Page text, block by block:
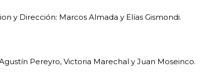
y Dirección: Marcos Almada y Elías Gismondi.
Pereyro, Victoria Marechal y Juan Moseinco.